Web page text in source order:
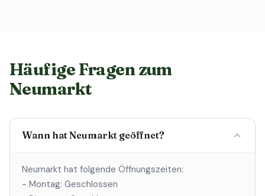
Häufige Fragen zum
Neumarkt
Wann hat Neumarkt geöffnet?
Neumarkt hat folgende Öffnungszeiten:
- Montag: Geschlossen